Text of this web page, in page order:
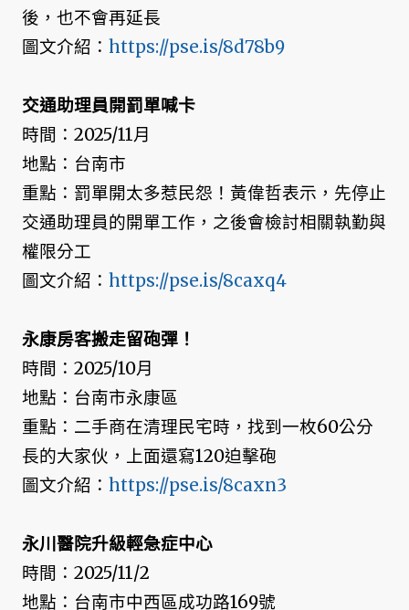
後，也不會再延長
圖文介紹： https://pse.is/8d78b9
交通助理員開罰單喊卡
時間：2025/11月
地點：台南市
重點：罰單開太多惹民怨！黃偉哲表示，先停止
交通助理員的開單工作，之後會檢討相關執勤與
權限分工
圖文介紹： https://pse.is/8caxq4
永康房客搬走留砲彈！
時間：2025/10月
地點：台南市永康區
重點：二手商在清理民宅時，找到一枚60公分
長的大家伙，上面還寫120迫擊砲
圖文介紹： https://pse.is/8caxn3
永川醫院升級輕急症中心
時間：2025/11/2
地點：台南市中西區成功路169號